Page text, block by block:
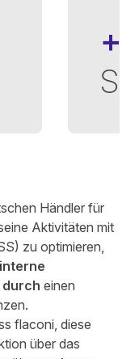
Händler für
Aktivitäten mit
zu optimieren,
interne
durch einen
flaconi, diese
über das